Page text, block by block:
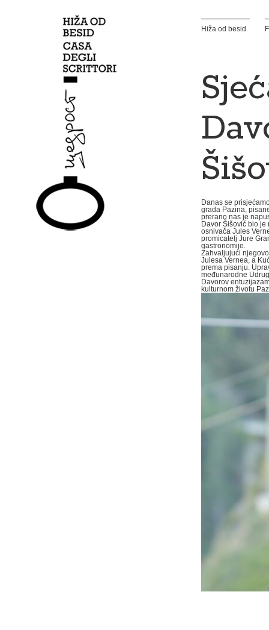
Hiža od besid
Danas se
grada Pazina,
prerano nas je
Davor Šišović bio je
osnivača Jules
promicatelj Jure
gastronomije.
Zahvaljujući
Julesa Vernea, a
prema pisanju.
međunarodne
Davorov
kulturnom životu